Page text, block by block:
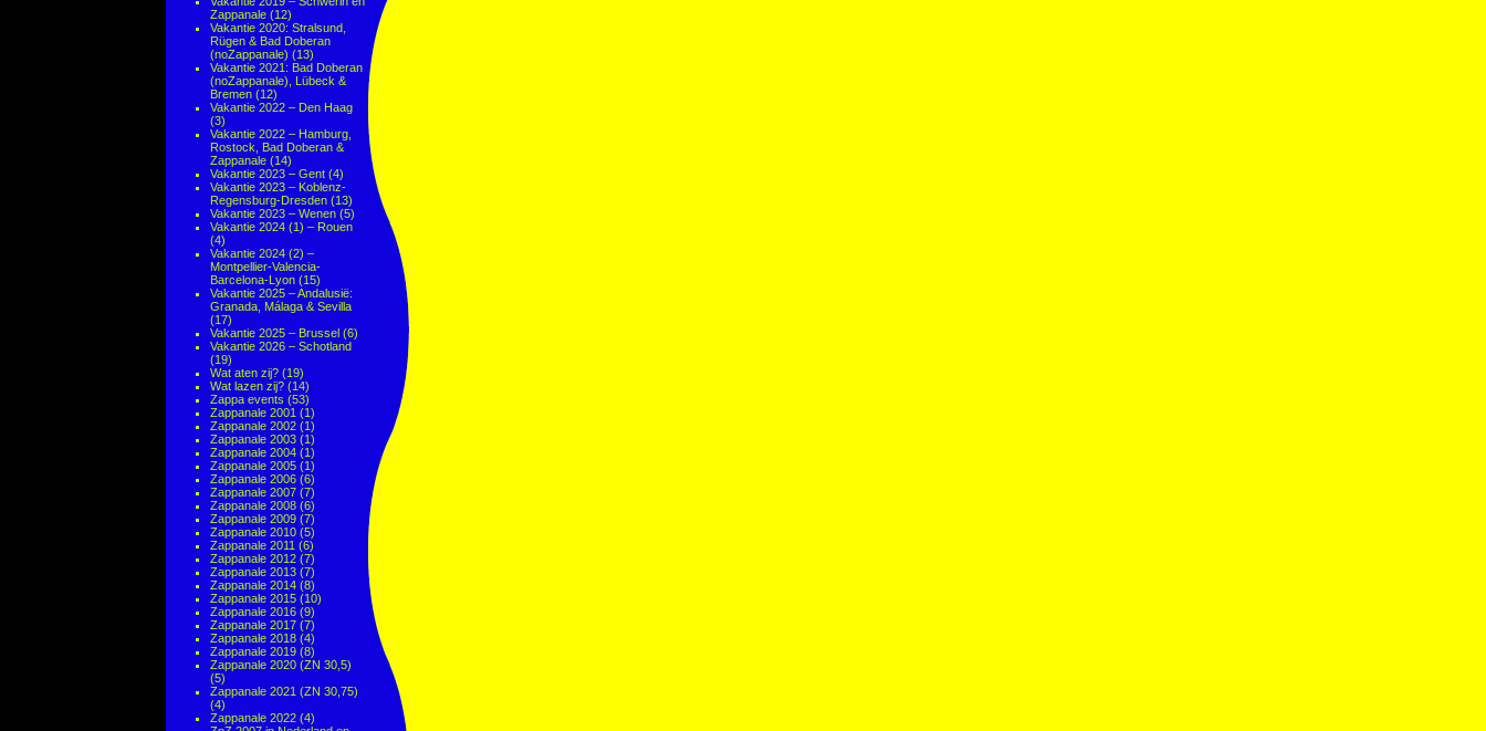
Zappanale (12)
Vakantie 2020: Stralsund,
Rügen & Bad Doberan
(noZappanale) (13)
Vakantie 2021: Bad Doberan
(noZappanale), Lübeck &
Bremen (12)
Vakantie 2022 – Den Haag
(3)
Vakantie 2022 – Hamburg,
Rostock, Bad Doberan &
Zappanale (14)
Vakantie 2023 – Gent (4)
Vakantie 2023 – Koblenz-
Regensburg-Dresden (13)
Vakantie 2023 – Wenen (5)
Vakantie 2024 (1) – Rouen
(4)
Vakantie 2024 (2) –
Montpellier-Valencia-
Barcelona-Lyon (15)
Vakantie 2025 – Andalusië:
Granada, Málaga & Sevilla
(17)
Vakantie 2025 – Brussel (6)
Vakantie 2026 – Schotland
(19)
Wat aten zij? (19)
Wat lazen zij? (14)
Zappa events (53)
Zappanale 2001 (1)
Zappanale 2002 (1)
Zappanale 2003 (1)
Zappanale 2004 (1)
Zappanale 2005 (1)
Zappanale 2006 (6)
Zappanale 2007 (7)
Zappanale 2008 (6)
Zappanale 2009 (7)
Zappanale 2010 (5)
Zappanale 2011 (6)
Zappanale 2012 (7)
Zappanale 2013 (7)
Zappanale 2014 (8)
Zappanale 2015 (10)
Zappanale 2016 (9)
Zappanale 2017 (7)
Zappanale 2018 (4)
Zappanale 2019 (8)
Zappanale 2020 (ZN 30,5)
(5)
Zappanale 2021 (ZN 30,75)
(4)
Zappanale 2022 (4)